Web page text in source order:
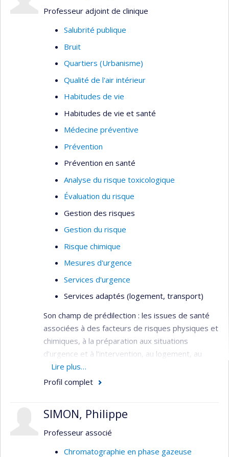
Professeur adjoint de clinique
Salubrité publique
Bruit
Quartiers (Urbanisme)
Qualité de l'air intérieur
Habitudes de vie
Habitudes de vie et santé
Médecine préventive
Prévention
Prévention en santé
Analyse du risque toxicologique
Évaluation du risque
Gestion des risques
Gestion du risque
Risque chimique
Mesures d'urgence
Services d'urgence
Services adaptés (logement, transport)
Son champ de prédilection : les issues de santé
associées à des facteurs de risques physiques et
chimiques, à la préparation aux situations
d’urgence et à l’intervention, au logement, au
transport et à l’aménagement urbain.
Lire plus…
Profil complet
SIMON, Philippe
Professeur associé
Chromatographie en phase gazeuse